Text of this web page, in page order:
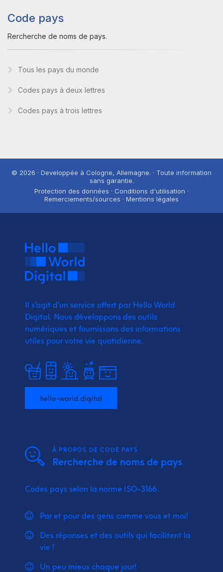
Code pays
Rercherche de noms de pays.
Tous les pays du monde
Codes pays à deux lettres
Codes pays à trois lettres
© 2026 · Developpée à Cologne, Allemagne. · Toute information
sans garantie.
Protection des données · Conditions d'utilisation ·
Remerciements/sources · Mentions légales
Il s'agit d'un service offert par Hello World
Digital. Nous développons des outils
numériques et fournissons des informations
utiles pour votre vie quotidienne.
hello-world.digital
À PROPOS DE CODE PAYS
Rercherche de noms de pays
Codes pays selon la norme ISO-3166.
Par et pour des gens comme vous et moi!
Des réponses et des outils qui facilitent la
vie !
Un peu mieux chaque jour!